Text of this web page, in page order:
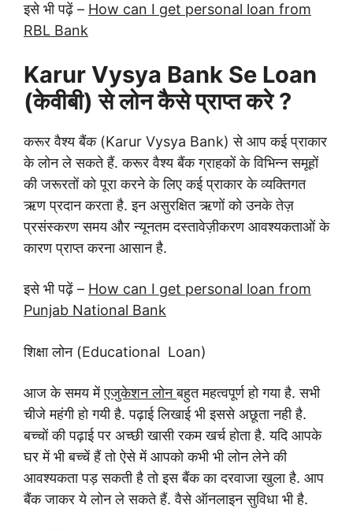
इसे भी पढ़ें – How can I get personal loan from
RBL Bank
Karur Vysya Bank Se Loan
(केवीबी) से लोन कैसे प्राप्त करे ?
करूर वैश्य बैंक (Karur Vysya Bank) से आप कई प्राकार
के लोन ले सकते हैं. करूर वैश्य बैंक ग्राहकों के विभिन्न समूहों
की जरूरतों को पूरा करने के लिए कई प्राकार के व्यक्तिगत
ऋण प्रदान करता है. इन असुरक्षित ऋणों को उनके तेज़
प्रसंस्करण समय और न्यूनतम दस्तावेज़ीकरण आवश्यकताओं के
कारण प्राप्त करना आसान है.
इसे भी पढ़ें – How can I get personal loan from
Punjab National Bank
शिक्षा लोन (Educational Loan)
आज के समय मेंएजुकेशन लोनबहुत महत्वपूर्ण हो गया है. सभी
चीजे महंगी हो गयी है. पढ़ाई लिखाई भी इससे अछूता नही है.
बच्चों की पढ़ाई पर अच्छी खासी रकम खर्च होता है. यदि आपके
घर में भी बच्चें हैं तो ऐसे में आपको कभी भी लोन लेने की
आवश्यकता पड़ सकती है तो इस बैंक का दरवाजा खुला है. आप
बैंक जाकर ये लोन ले सकते हैं. वैसे ऑनलाइन सुविधा भी है.